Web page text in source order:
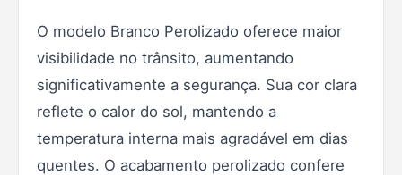
O modelo Branco Perolizado oferece maior
visibilidade no trânsito, aumentando
significativamente a segurança. Sua cor clara
reflete o calor do sol, mantendo a
temperatura interna mais agradável em dias
quentes. O acabamento perolizado confere